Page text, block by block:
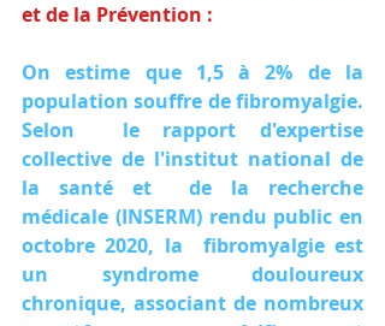
et de la Prévention :
On estime que 1,5 à 2% de la
population souffre de fibromyalgie.
Selon  le rapport d'expertise
collective de l'institut national de
la santé et  de la recherche
médicale (INSERM) rendu public en
octobre 2020, la  fibromyalgie est
un syndrome douloureux
chronique, associant de nombreux